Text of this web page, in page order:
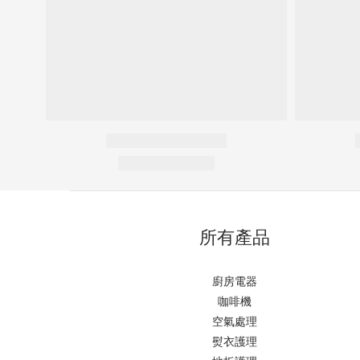
所有產品
廚房電器
咖啡機
空氣處理
熨衣護理